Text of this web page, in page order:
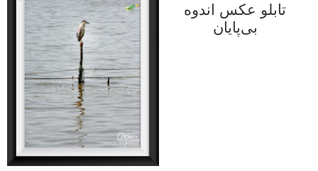
تابلو عکس اندوه
بی‌پایان